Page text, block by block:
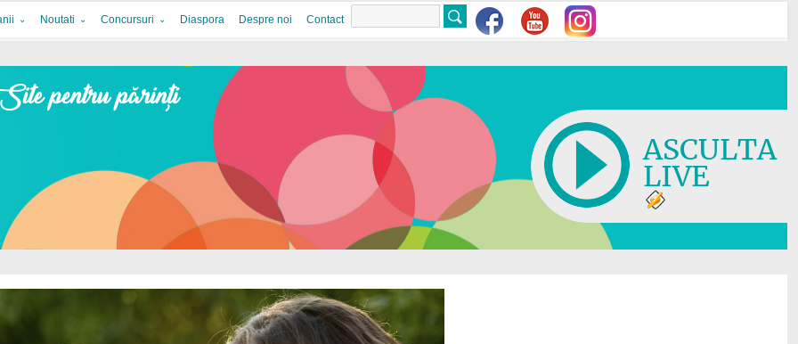
Noutati Concursuri Diaspora Despre noi Contact
ASCULTA
LIVE